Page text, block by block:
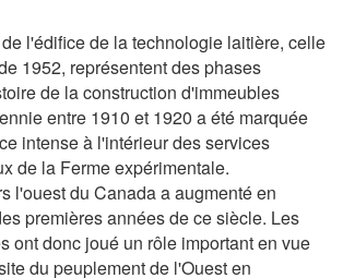
l'édifice de la technologie laitière, celle
1952, représentent des phases
de la construction d'immeubles
entre 1910 et 1920 a été marquée
intense à l'intérieur des services
de la Ferme expérimentale.
l'ouest du Canada a augmenté en
premières années de ce siècle. Les
ont donc joué un rôle important en vue
du peuplement de l'Ouest en